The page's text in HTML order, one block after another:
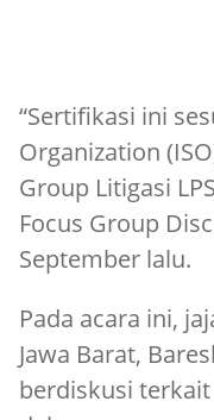
“Sertifikasi ini
Organization
Group Litigasi
Focus Group
September lalu.
Pada acara ini,
Jawa Barat,
berdiskusi